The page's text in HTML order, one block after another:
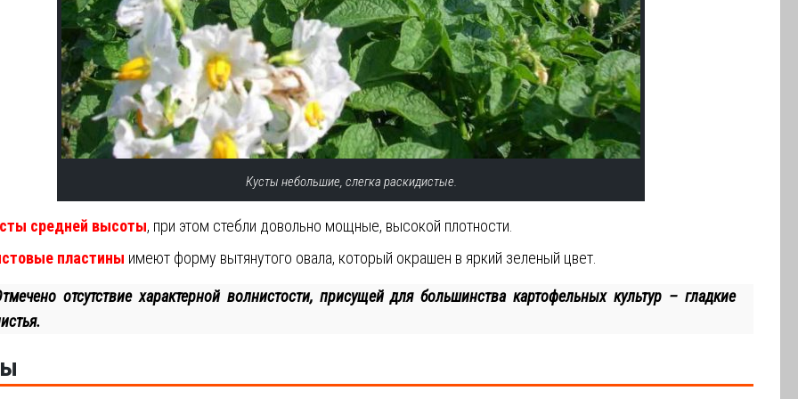
Кусты небольшие, слегка раскидистые.
средней высоты, при этом стебли довольно мощные, высокой плотности.
пластины имеют форму вытянутого овала, который окрашен в яркий зеленый цвет.
отсутствие характерной волнистости, присущей для большинства картофельных культур – гладкие